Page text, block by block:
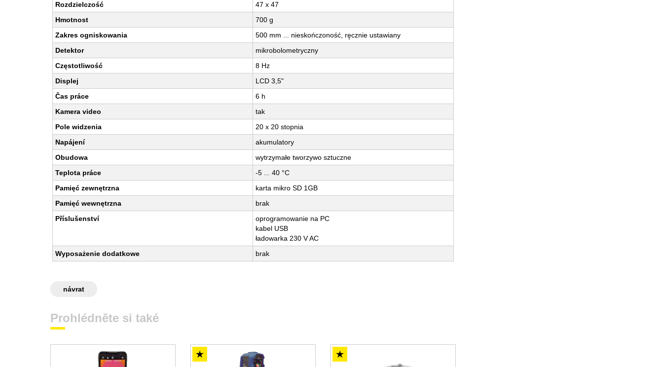
Rozdzielczość
47 x 47
Hmotnost
700 g
Zakres ogniskowania
500 mm ... nieskończoność, ręcznie ustawiany
Detektor
mikrobolometryczny
Częstotliwość
8 Hz
Displej
LCD 3,5"
Čas práce
6 h
Kamera video
tak
Pole widzenia
20 x 20 stopnia
Napájení
akumulatory
Obudowa
wytrzymałe tworzywo sztuczne
Teplota práce
-5 ... 40 °C
Pamięć zewnętrzna
karta mikro SD 1GB
Pamięć wewnętrzna
brak
Příslušenství
oprogramowanie na PC
kabel USB
ładowarka 230 V AC
Wyposażenie dodatkowe
brak
návrat
Prohlédněte si také